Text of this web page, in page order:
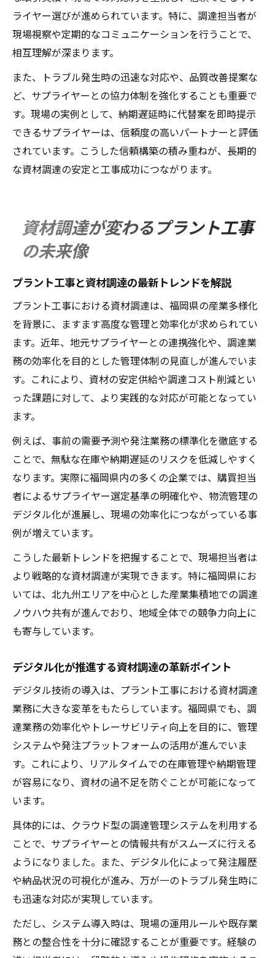
ライヤー選びが進められています。特に、調達担当者が
現場視察や定期的なコミュニケーションを行うことで、
相互理解が深まります。
また、トラブル発生時の迅速な対応や、品質改善提案な
ど、サプライヤーとの協力体制を強化することも重要で
す。現場の実例として、納期遅延時に代替案を即時提示
できるサプライヤーは、信頼度の高いパートナーと評価
されています。こうした信頼構築の積み重ねが、長期的
な資材調達の安定と工事成功につながります。
資材調達が変わるプラント工事
の未来像
プラント工事と資材調達の最新トレンドを解説
プラント工事における資材調達は、福岡県の産業多様化
を背景に、ますます高度な管理と効率化が求められてい
ます。近年、地元サプライヤーとの連携強化や、調達業
務の効率化を目的とした管理体制の見直しが進んでいま
す。これにより、資材の安定供給や調達コスト削減とい
った課題に対して、より実践的な対応が可能となってい
ます。
例えば、事前の需要予測や発注業務の標準化を徹底する
ことで、無駄な在庫や納期遅延のリスクを低減しやすく
なります。実際に福岡県内の多くの企業では、購買担当
者によるサプライヤー選定基準の明確化や、物流管理の
デジタル化が進展し、現場の効率化につながっている事
例が増えています。
こうした最新トレンドを把握することで、現場担当者は
より戦略的な資材調達が実現できます。特に福岡県にお
いては、北九州エリアを中心とした産業集積地での調達
ノウハウ共有が進んでおり、地域全体での競争力向上に
も寄与しています。
デジタル化が推進する資材調達の革新ポイント
デジタル技術の導入は、プラント工事における資材調達
業務に大きな変革をもたらしています。福岡県でも、調
達業務の効率化やトレーサビリティ向上を目的に、管理
システムや発注プラットフォームの活用が進んでいま
す。これにより、リアルタイムでの在庫管理や納期管理
が容易になり、資材の過不足を防ぐことが可能になって
います。
具体的には、クラウド型の調達管理システムを利用する
ことで、サプライヤーとの情報共有がスムーズに行える
ようになりました。また、デジタル化によって発注履歴
や納品状況の可視化が進み、万が一のトラブル発生時に
も迅速な対応が実現しています。
ただし、システム導入時は、現場の運用ルールや既存業
務との整合性を十分に確認することが重要です。経験の